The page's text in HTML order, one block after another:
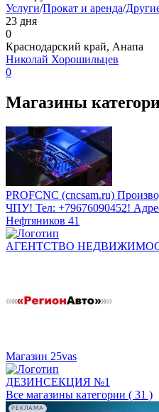
Услуги/Прокат и аренда/
23 дня
0
Краснодарский край, Анапа
Николай Хорошильцев
0
Магазины
PROFCNC (cncsam.ru)
ЧПУ! Тел: +79676090452!
Нефтяников 41
АГЕНТСТВО
Магазин 25vas
ДЕЗИНСЕКЦИЯ №1
Все магазины категории ( 31 )
РЕКЛАМА